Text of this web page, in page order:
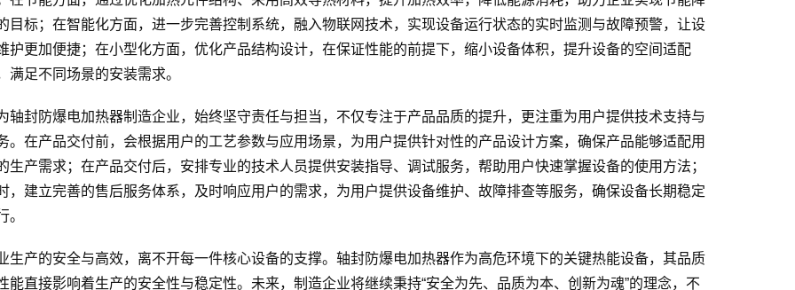
目标；在智能化方面，进一步完善控制系统，融入物联网技术，实现设备运行状态的实时监测与故障预警，让设
护更加便捷；在小型化方面，优化产品结构设计，在保证性能的前提下，缩小设备体积，提升设备的空间适配
满足不同场景的安装需求。
轴封防爆电加热器制造企业，始终坚守责任与担当，不仅专注于产品品质的提升，更注重为用户提供技术支持与
。在产品交付前，会根据用户的工艺参数与应用场景，为用户提供针对性的产品设计方案，确保产品能够适配用
生产需求；在产品交付后，安排专业的技术人员提供安装指导、调试服务，帮助用户快速掌握设备的使用方法；
，建立完善的售后服务体系，及时响应用户的需求，为用户提供设备维护、故障排查等服务，确保设备长期稳定
。
生产的安全与高效，离不开每一件核心设备的支撑。轴封防爆电加热器作为高危环境下的关键热能设备，其品质
能直接影响着生产的安全性与稳定性。未来，制造企业将继续秉持“安全为先、品质为本、创新为魂”的理念，不